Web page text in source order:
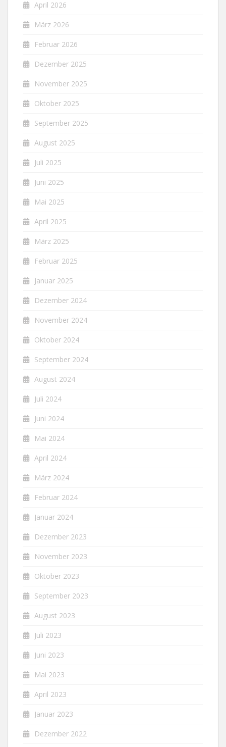
April 2026
März 2026
Februar 2026
Dezember 2025
November 2025
Oktober 2025
September 2025
August 2025
Juli 2025
Juni 2025
Mai 2025
April 2025
März 2025
Februar 2025
Januar 2025
Dezember 2024
November 2024
Oktober 2024
September 2024
August 2024
Juli 2024
Juni 2024
Mai 2024
April 2024
März 2024
Februar 2024
Januar 2024
Dezember 2023
November 2023
Oktober 2023
September 2023
August 2023
Juli 2023
Juni 2023
Mai 2023
April 2023
Januar 2023
Dezember 2022